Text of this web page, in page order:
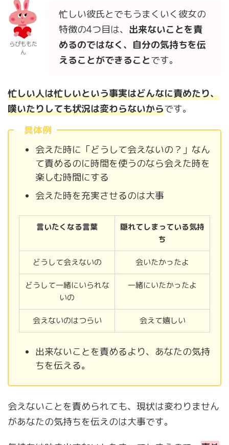
らぴももた
ん
忙しい彼氏とでもうまくいく彼女の
特徴の4つ目は、 出来ないことを責
めるのではなく、自分の気持ちを伝
えるこ とができることです。
忙しい人は忙しいという事実はどんなに責めたり、
嘆いたりしても状況は変わらないからです。
具体例
会えた時に「どうして会えないの？」なん
て責めるのに時間を使うのなら会えた時を
楽しむ時間にする
会えた時を充実させるのは大事
言いたくなる言葉
隠れてしまっている気持
ち
どうして会えないの 会いたかったよ
どうして一緒にいられな
いの
一緒にいたかったよ
会えないのはつらい 会えて嬉しい
出来ないことを責めるより、あなたの気持
ちを伝える。
会えないことを責められても、現状は変わりません
があなたの気持ちを伝えのは大事です。